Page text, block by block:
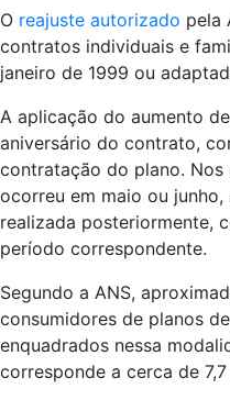
O reajuste autorizado pela
contratos individuais e
janeiro de 1999 ou
A aplicação do aumento
aniversário do contrato,
contratação do plano. Nos
ocorreu em maio ou
realizada posteriormente,
período correspondente.
Segundo a ANS,
consumidores de planos
enquadrados nessa
corresponde a cerca de